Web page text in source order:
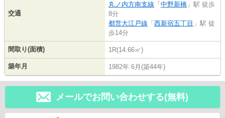
交通
丸ノ内方南支線 「 中野新橋 」駅 徒歩
8分
都営大江戸線 「 西新宿五丁目 」駅 徒
歩14分
間取り(面積) 1R(14.66㎡)
築年月 1982年 6月(築44年)
メールでお問い合わせする(無料)